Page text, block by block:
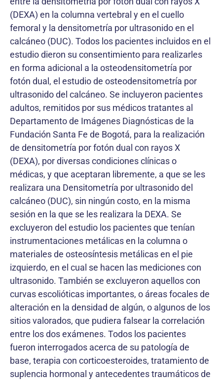
(DEXA) en la columna vertebral y en el cuello
femoral y la densitometría por ultrasonido en el
calcáneo (DUC). Todos los pacientes incluidos en el
estudio dieron su consentimiento para realizarles
en forma adicional a la osteodensitometría por
fotón dual, el estudio de osteodensitometría por
ultrasonido del calcáneo. Se incluyeron pacientes
adultos, remitidos por sus médicos tratantes al
Departamento de Imágenes Diagnósticas de la
Fundación Santa Fe de Bogotá, para la realización
de densitometría por fotón dual con rayos X
(DEXA), por diversas condiciones clínicas o
médicas, y que aceptaran libremente, a que se les
realizara una Densitometría por ultrasonido del
calcáneo (DUC), sin ningún costo, en la misma
sesión en la que se les realizara la DEXA. Se
excluyeron del estudio los pacientes que tenían
instrumentaciones metálicas en la columna o
materiales de osteosíntesis metálicas en el pie
izquierdo, en el cual se hacen las mediciones con
ultrasonido. También se excluyeron aquellos con
curvas escolióticas importantes, o áreas focales de
alteración en la densidad de algún, o algunos de los
sitios valorados, que pudiera falsear la correlación
entre los dos exámenes. Todos los pacientes
fueron interrogados acerca de su patología de
base, terapia con corticoesteroides, tratamiento de
suplencia hormonal y antecedentes traumáticos de